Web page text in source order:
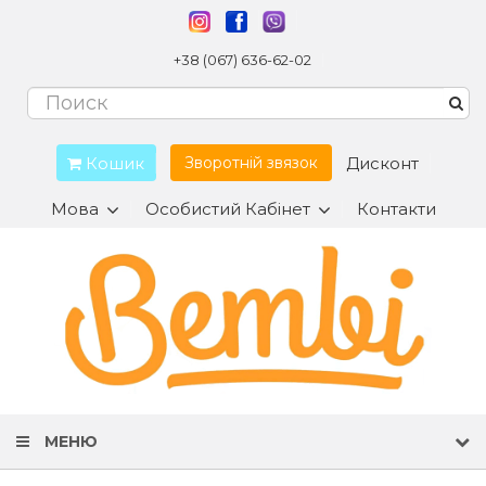
+38 (067) 636-62-02
Кошик Зворотній звязок Дисконт
Мова Особистий Кабінет Контакти
МЕНЮ